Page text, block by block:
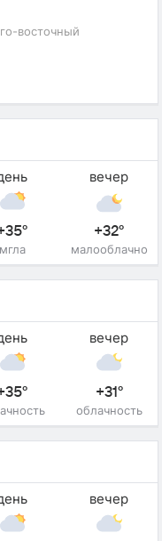
восточный
мгла
вечер
+32°
малооблачно
вечер
+31°
облачность
вечер